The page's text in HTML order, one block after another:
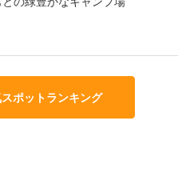
ポットランキング